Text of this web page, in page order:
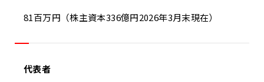
81百万円（株主資本336億円2026年3月末現在）
代表者